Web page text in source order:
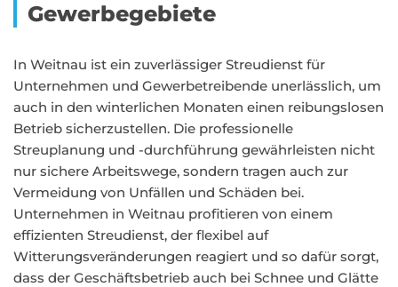
Gewerbegebiete
In Weitnau ist ein zuverlässiger Streudienst für
Unternehmen und Gewerbetreibende unerlässlich, um
auch in den winterlichen Monaten einen reibungslosen
Betrieb sicherzustellen. Die professionelle
Streuplanung und -durchführung gewährleisten nicht
nur sichere Arbeitswege, sondern tragen auch zur
Vermeidung von Unfällen und Schäden bei.
Unternehmen in Weitnau profitieren von einem
effizienten Streudienst, der flexibel auf
Witterungsveränderungen reagiert und so dafür sorgt,
dass der Geschäftsbetrieb auch bei Schnee und Glätte